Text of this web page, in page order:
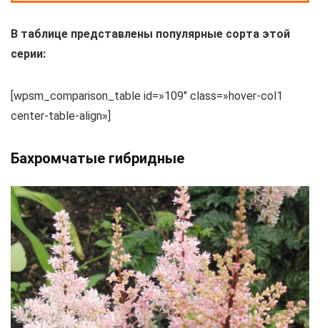
В таблице представлены популярные сорта этой
серии:
[wpsm_comparison_table id=»109″ class=»hover-col1
center-table-align»]
Бахромчатые гибридные